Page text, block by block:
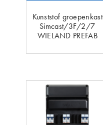
Kunststof groepenkast
Simcast/3F/2/7
WIELAND PREFAB